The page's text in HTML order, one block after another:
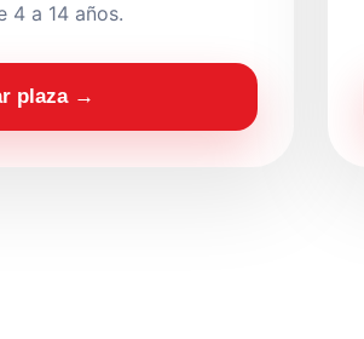
4 a 14 años.
plaza →